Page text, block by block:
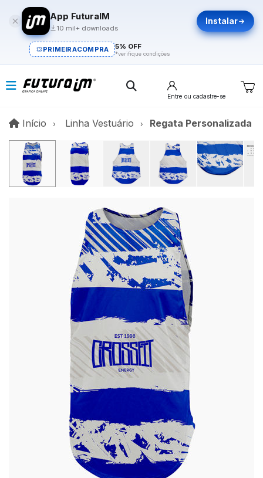
App FuturaIM
10 mil+ downloads
Instalar
PRIMEIRACOMPRA 5% OFF
*verifique condições
Entre ou cadastre-se
Início InícioLinha Vestuário Regata Personalizada